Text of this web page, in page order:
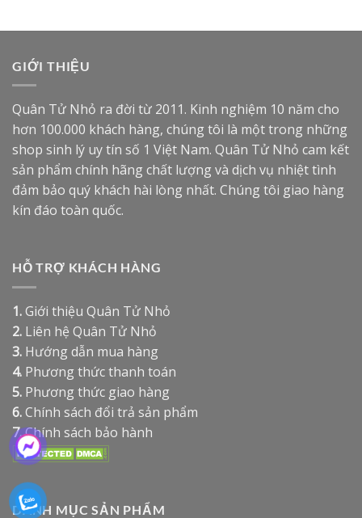
GIỚI THIỆU
Quân Tử Nhỏ ra đời từ 2011. Kinh nghiệm 10 năm cho
hơn 100.000 khách hàng, chúng tôi là một trong những
shop sinh lý uy tín số 1 Việt Nam. Quân Tử Nhỏ cam kết
sản phẩm chính hãng chất lượng và dịch vụ nhiệt tình
đảm bảo quý khách hài lòng nhất. Chúng tôi giao hàng
kín đáo toàn quốc.
HỖ TRỢ KHÁCH HÀNG
1.Giới thiệu Quân Tử Nhỏ
2. Liên hệ Quân Tử Nhỏ
3. Hướng dẫn mua hàng
4. Phương thức thanh toán
5. Phương thức giao hàng
6.Chính sách đổi trả sản phẩm
7.Chính sách bảo hành
DANH MỤC SẢN PHẨM